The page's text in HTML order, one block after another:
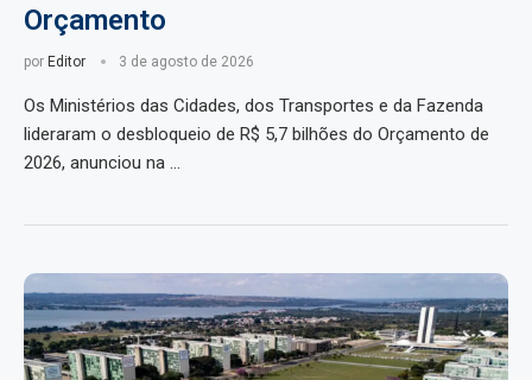
Orçamento
por Editor 3 de agosto de 2026
Os Ministérios das Cidades, dos Transportes e da Fazenda
lideraram o desbloqueio de R$ 5,7 bilhões do Orçamento de
2026, anunciou na …